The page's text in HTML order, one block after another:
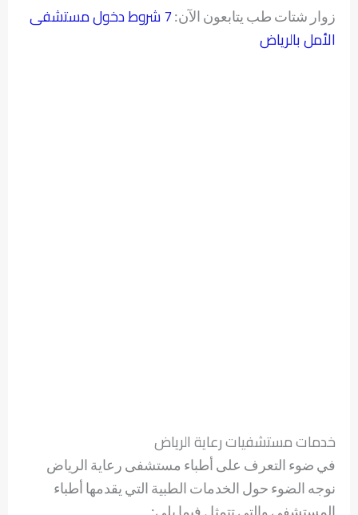
زوار شتات طب يتابعون الآن:
7 شروط دخول مستشفى
الأمل بالرياض
خدمات مستشفيات رعاية الرياض
في ضوء التعرف على أطباء مستشفى رعاية الرياض
نوجه الضوء حول الخدمات الطبية التي يقدمها أطباء
المستشفى والتي تتمثل فيما يلي: